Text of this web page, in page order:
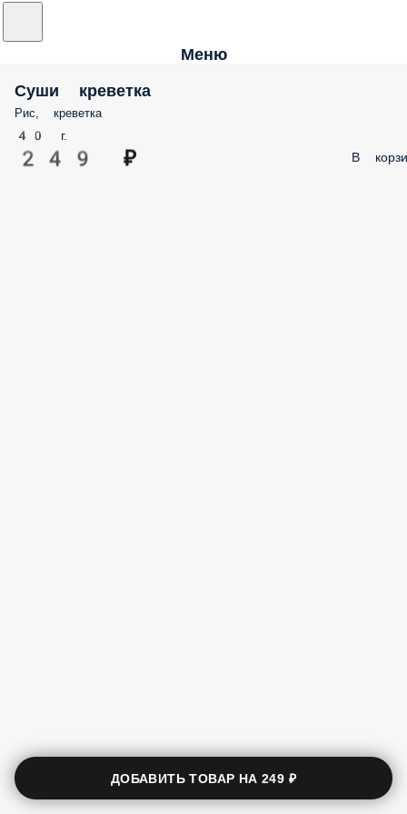
Меню
Суши креветка
Рис, креветка
40 г.
249 ₽ В
ДОБАВИТЬ ТОВАР НА249 ₽